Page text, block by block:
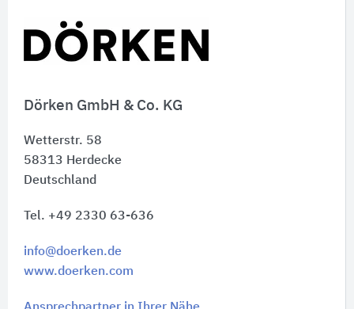
Dörken GmbH & Co. KG
Wetterstr. 58
58313 Herdecke
Deutschland
Tel. +49 2330 63-636
info@doerken.de
www.doerken.com
Schnelleinstiege